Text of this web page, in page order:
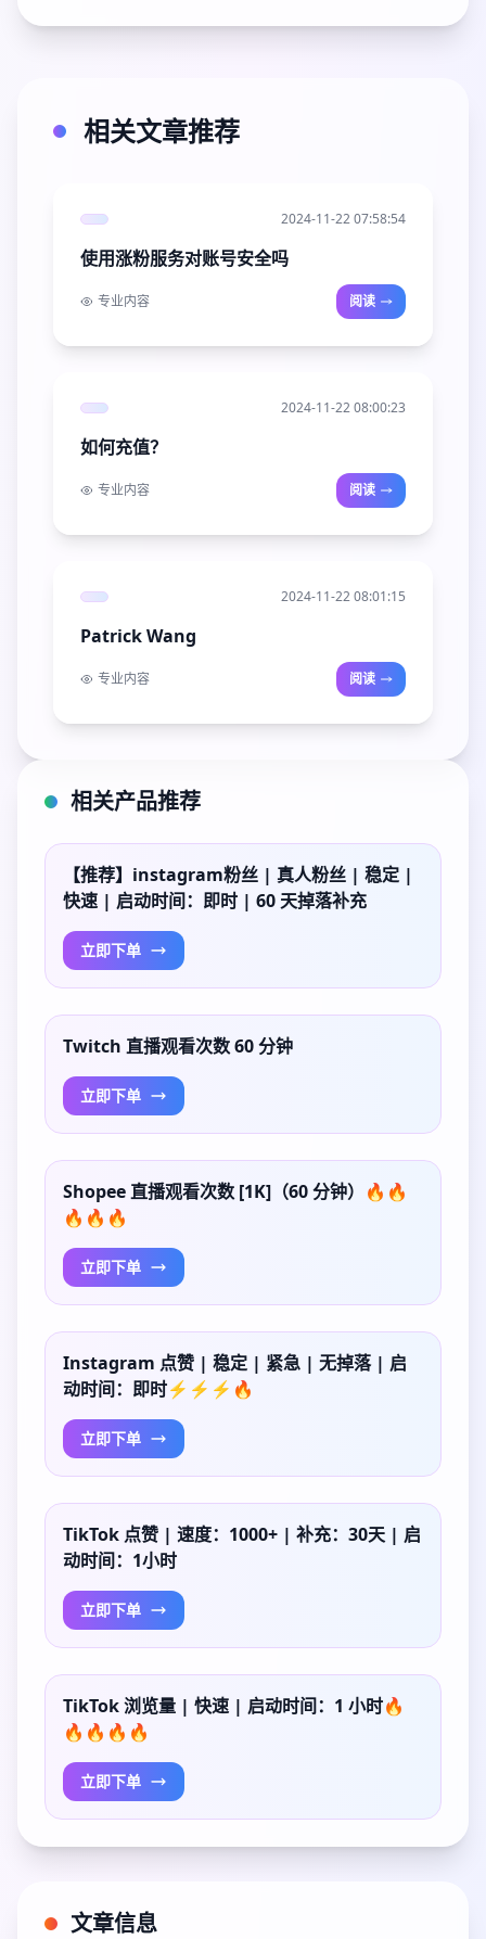
相关文章推荐
2024-11-22 07:58:54
使用涨粉服务对账号安全吗
专业内容 阅读
2024-11-22 08:00:23
如何充值？
专业内容 阅读
2024-11-22 08:01:15
Patrick Wang
专业内容 阅读
相关产品推荐
【推荐】instagram粉丝 | 真人粉丝 | 稳定 |
快速 | 启动时间：即时 | 60 天掉落补充
立即下单
Twitch 直播观看次数 60 分钟
立即下单
Shopee 直播观看次数 [1K]（60 分钟）🔥🔥
🔥🔥🔥
立即下单
Instagram 点赞 | 稳定 | 紧急 | 无掉落 | 启
动时间：即时⚡⚡⚡🔥
立即下单
TikTok 点赞 | 速度：1000+ | 补充：30天 | 启
动时间：1小时
立即下单
TikTok 浏览量 | 快速 | 启动时间：1 小时🔥
🔥🔥🔥🔥
立即下单
文章信息